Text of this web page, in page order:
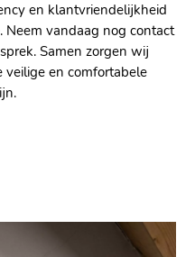
en klantvriendelijkheid
Neem vandaag nog contact
Samen zorgen wij
en comfortabele